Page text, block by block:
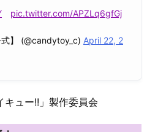
pic.twitter.com/APZLq6gfGj
】 (@candytoy_c) April 22, 2
ュー!!」製作委員会